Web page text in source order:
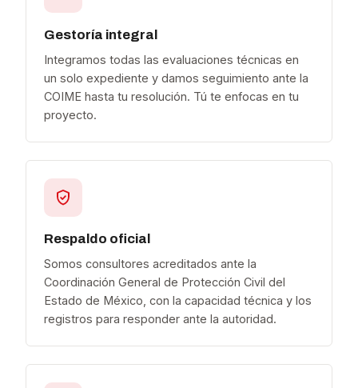
Gestoría integral
Integramos todas las evaluaciones técnicas en
un solo expediente y damos seguimiento ante la
COIME hasta tu resolución. Tú te enfocas en tu
proyecto.
Respaldo oficial
Somos consultores acreditados ante la
Coordinación General de Protección Civil del
Estado de México, con la capacidad técnica y los
registros para responder ante la autoridad.